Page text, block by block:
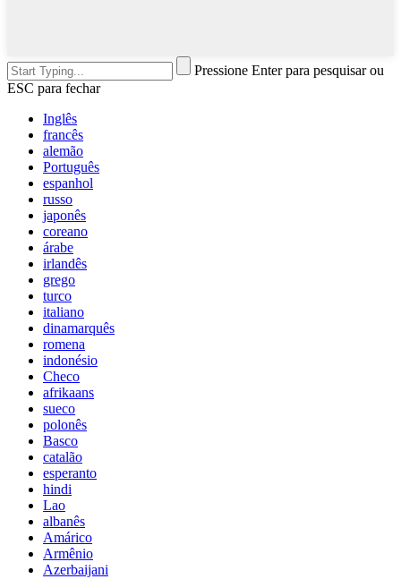
Pressione Enter para pesquisar ou
ESC para fechar
Inglês
francês
alemão
Português
espanhol
russo
japonês
coreano
árabe
irlandês
grego
turco
italiano
dinamarquês
romena
indonésio
Checo
afrikaans
sueco
polonês
Basco
catalão
esperanto
hindi
Lao
albanês
Amárico
Armênio
Azerbaijani